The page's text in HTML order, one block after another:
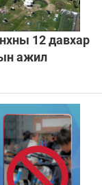
12 давхар
ажил